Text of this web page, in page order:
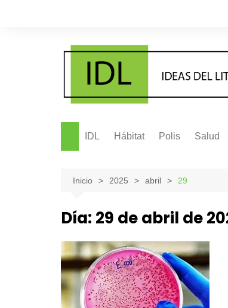
IDL Hábitat Polis Salud
Inicio 2025 abril 29
Día: 29 de abril de